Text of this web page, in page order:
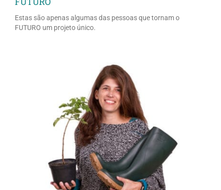
Estas são apenas algumas das pessoas que tornam o
FUTURO um projeto único.